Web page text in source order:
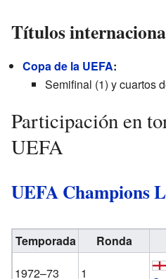
Títulos
Copa de la UEFA:
Semifinal (1) y cuartos
Participación en
UEFA
UEFA Champions
Temporada Ronda
1972–73
1